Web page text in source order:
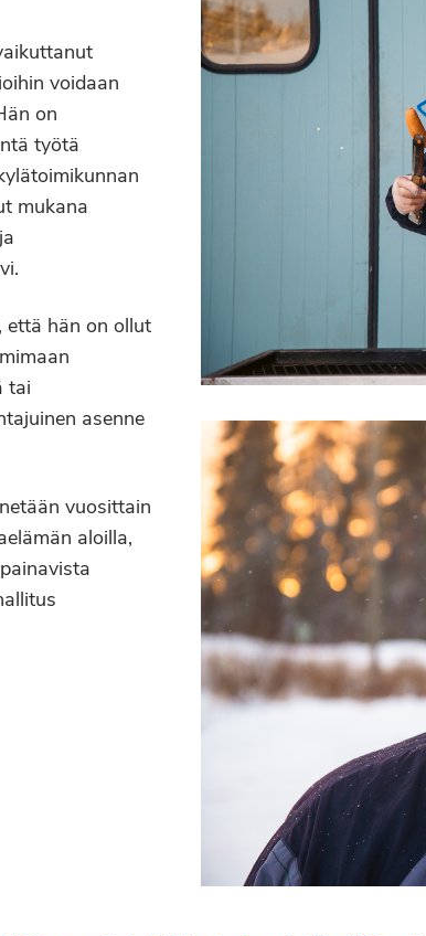
voidaan
on
työtä
mukana
että hän on ollut
tai
asenne
vuosittain
aloilla,